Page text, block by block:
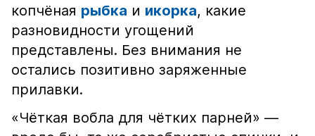
копчёная рыбка и икорка, какие
разновидности угощений
представлены. Без внимания не
остались позитивно заряженные
прилавки.
«Чёткая вобла для чётких парней» —